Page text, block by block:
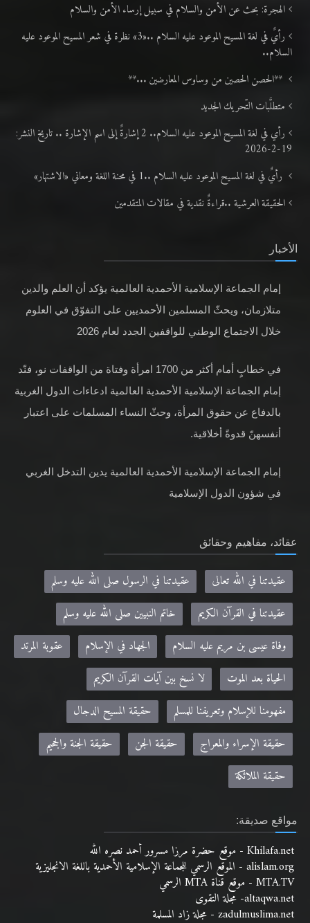
الهجرة: بحث عن الأمن والسلام في سبيل إرساء الأمن والسلام
رأيٌ في لغة المسيح الموعود عليه السلام ..«3» نظرة في شعر المسيح الموعود عليه
السلام..
**الحصن الحصين من وساوس المعارضين ...**
متطلَّبات التّحريك الجديد
رأي في لغة المسيح الموعود عليه السلام.. 2 إشارةٌ إلى اسم الإشارة .. تاريخ النشر:
19-2-2026
رأيٌ في لغة المسيح الموعود عليه السلام ..1 في محنة اللغة ومعاني «الاشتهار»
الحقيقة العرشية ..قراءةٌ نقدية في مقالات المتقدمين
الأخبار
إمام الجماعة الإسلامية الأحمدية العالمية يؤكد أن العلم والدين
متلازمان، ويحثّ المسلمين الأحمديين على التفوّق في العلوم
خلال الاجتماع الوطني للواقفين الجدد لعام 2026
في خطابٍ أمام أكثر من 1700 امرأة وفتاة من الواقفات نو، فنّد
إمام الجماعة الإسلامية الأحمدية العالمية ادعاءات الدول الغربية
بالدفاع عن حقوق المرأة، وحثّ النساء المسلمات على اعتبار
أنفسهنّ قدوةً أخلاقية.
إمام الجماعة الإسلامية الأحمدية العالمية يدين التدخل الغربي
في شؤون الدول الإسلامية
عقائد، مفاهيم وحقائق
عقيدتنا في الله تعالى
عقيدتنا في الرسول صلى الله عليه وسلم
عقيدتنا في القرآن الكريم
خاتم النبيين صلى الله عليه وسلم
وفاة عيسى بن مريم عليه السلام
الجهاد في الإسلام
عقوبة المرتد
الحياة بعد الموت
لا نسخ بين آيات القرآن الكريم
مفهومنا للإسلام وتعريفنا للمسلم
حقيقة المسيح الدجال
حقيقة الإسراء والمعراج
حقيقة الجن
حقيقة الجنة والجحيم
حقيقة الملائكة
مواقع صديقة:
Khilafa.net - موقع حضرة مرزا مسرور أحمد نصره الله
alislam.org - الموقع الرسمي للجماعة الإسلامية الأحمدية باللغة الانجليزية
MTA.TV - موقع قناة MTA الرسمي
altaqwa.net- مجلة التقوى
zadulmuslima.net - مجلة زاد المسلمة